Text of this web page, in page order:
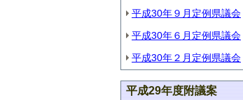
平成30年９月定例県議会
平成30年６月定例県議会
平成30年２月定例県議会
平成29年度附議案